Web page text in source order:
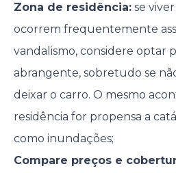
Zona de residência:se
ocorrem frequentemente
vandalismo, considere optar
abrangente, sobretudo se
deixar o carro. O mesmo
residência for propensa a
como inundações;
Compare preços e